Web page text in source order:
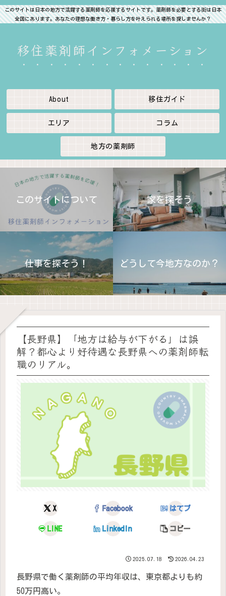
このサイトは日本の地方で活躍する薬剤師を応援するサイトです。薬剤師を必要とする街は日本
全国にあります。あなたの理想な働き方・暮らし方を叶えられる場所を探しませんか？
移住薬剤師インフォメーション
About 移住ガイド
エリア コラム
地方の薬剤師
このサイトについて 家を探そう
仕事を探そう！ どうして今地方なのか？
【長野県】「地方は給与が下がる」は誤
解？都心より好待遇な長野県への薬剤師転
職のリアル。
X Facebook はてブ
LINE LinkedIn コピー
2025.07.18 2026.04.23
長野県で働く薬剤師の平均年収は、東京都よりも約
50万円高い。